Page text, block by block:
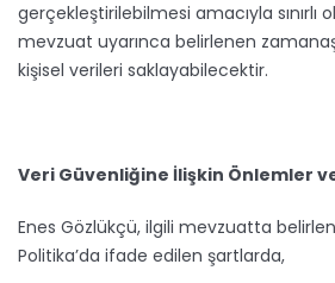
gerçekleştirilebilmesi amacıyla sınırlı
mevzuat uyarınca belirlenen
kişisel verileri saklayabilecektir.
Veri Güvenliğine İlişkin Önlemler
Enes Gözlükçü, ilgili mevzuatta
Politika’da ifade edilen şartlarda,